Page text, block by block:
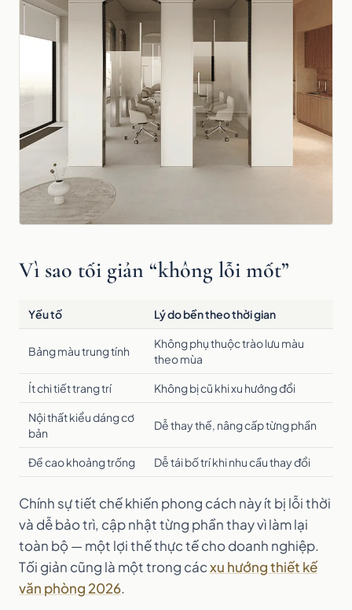
Vì sao tối giản “không lỗi mốt”
Yếu tố Lý do bền theo thời gian
Bảng màu trung tính
Không phụ thuộc trào lưu màu
theo mùa
Ít chi tiết trang trí Không bị cũ khi xu hướng đổi
Nội thất kiểu dáng cơ
bản
Dễ thay thế, nâng cấp từng phần
Đề cao khoảng trống Dễ tái bố trí khi nhu cầu thay đổi
Chính sự tiết chế khiến phong cách này ít bị lỗi thời
và dễ bảo trì, cập nhật từng phần thay vì làm lại
toàn bộ — một lợi thế thực tế cho doanh nghiệp.
Tối giản cũng là một trong cácxu hướng thiết kế
văn phòng 2026.